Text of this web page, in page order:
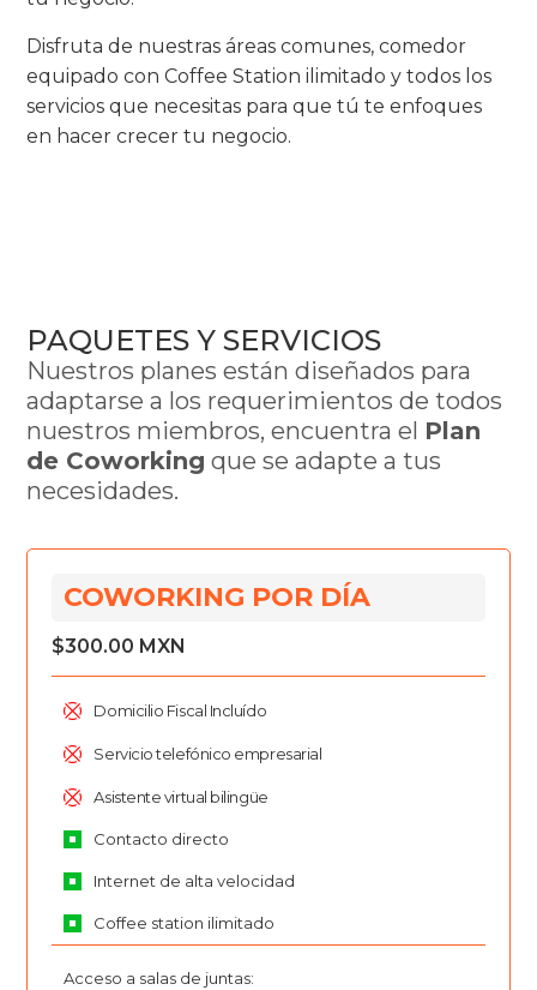
Disfruta de nuestras áreas comunes, comedor
equipado con Coffee Station ilimitado y todos los
servicios que necesitas para que tú te enfoques
en hacer crecer tu negocio.
PAQUETES Y SERVICIOS
Nuestros planes están diseñados para
adaptarse a los requerimientos de todos
nuestros miembros, encuentra el Plan
de Coworking que se adapte a tus
necesidades.
COWORKING POR DÍA
$300.00 MXN
Domicilio Fiscal Incluído
Servicio telefónico empresarial
Asistente virtual bilingüe
Contacto directo
Internet de alta velocidad
Coffee station ilimitado
Acceso a salas de juntas: